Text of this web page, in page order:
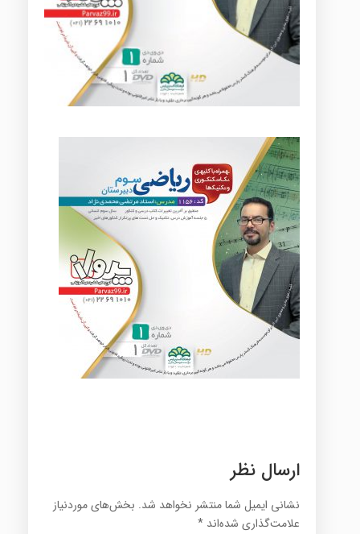
ارسال نظر
نشانی ایمیل شما منتشر نخواهد شد. بخش‌های موردنیاز
علامت‌گذاری شده‌اند *